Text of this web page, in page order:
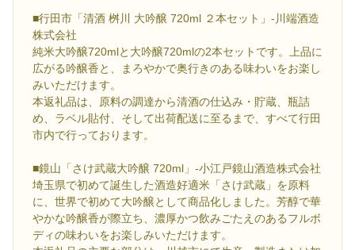
■行田市「清酒 桝川 大吟醸 720ml ２本セット」-川端酒造
株式会社
純米大吟醸720mlと大吟醸720mlの2本セットです。上品に
広がる吟醸香と、まろやかで奥行きのある味わいをお楽し
みいただけます。
本返礼品は、原料の調達から清酒の仕込み・貯蔵、瓶詰
め、ラベル貼付、そして出荷配送に至るまで、すべて行田
市内で行っております。
■鏡山「さけ武蔵大吟醸 720ml」-小江戸鏡山酒造株式会社
埼玉県で初めて誕生した酒造好適米「さけ武蔵」を原料
に、世界で初めて大吟醸として商品化しました。芳醇で華
やかな吟醸香が際立ち、濃厚かつ飲みごたえのあるフルボ
ディの味わいをお楽しみいただけます。